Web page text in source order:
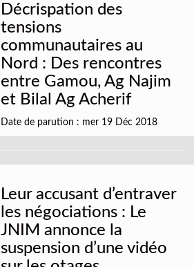
Décrispation des
tensions
communautaires au
Nord : Des rencontres
entre Gamou, Ag Najim
et Bilal Ag Acherif
Date de parution : mer 19 Déc 2018
Leur accusant d’entraver
les négociations : Le
JNIM annonce la
suspension d’une vidéo